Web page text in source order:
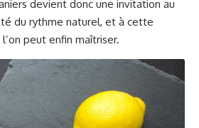
devient donc une invitation au
du rythme naturel, et à cette
peut enfin maîtriser.